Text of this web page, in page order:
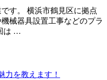
す。 横浜市鶴見区に拠点
械器具設置工事などのプラ
は …